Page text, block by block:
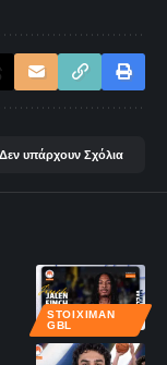
Δεν υπάρχουν Σχόλια
STOIXIMAN
GBL